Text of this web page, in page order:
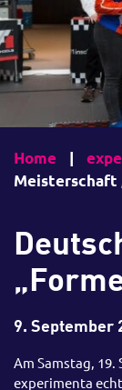
Home |
Meisterschaft
9. September
Am Samstag,
experimenta